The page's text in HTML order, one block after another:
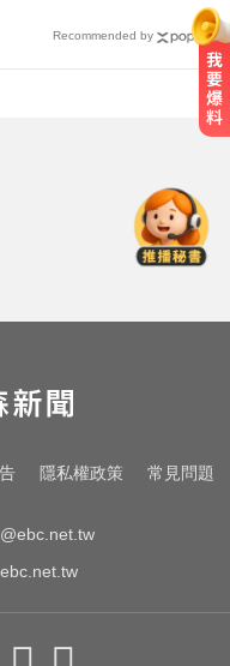
Recommended by
三大飲食
線遭高速追
隱私權政策 常見問題